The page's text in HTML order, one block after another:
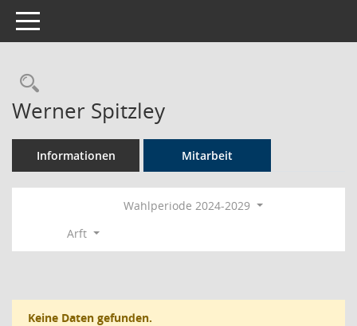
Toggle navigation
Rechercheauswahl
Werner Spitzley
Informationen Mitarbeit
Wahlperiode 2024-2029
Arft
Keine Daten gefunden.